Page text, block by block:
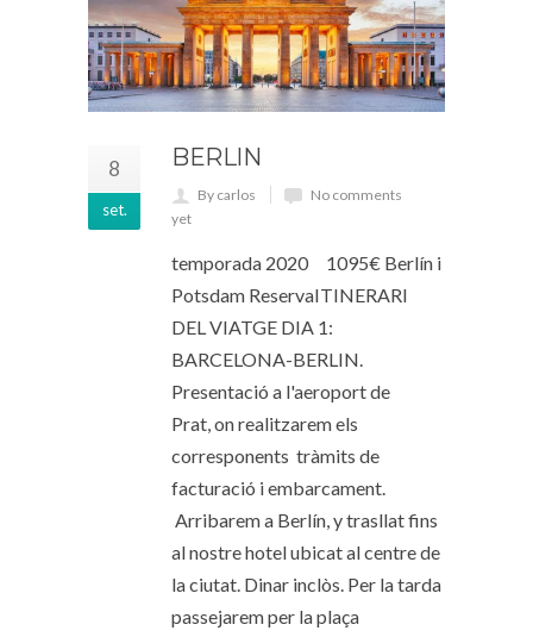
8
set.
BERLIN
By carlos
No comments
yet
temporada 2020 1095€ Berlín i
Potsdam ReservaITINERARI
DEL VIATGE DIA 1:
BARCELONA-BERLIN.
Presentació a l'aeroport de
Prat, on realitzarem els
corresponents tràmits de
facturació i embarcament.
Arribarem a Berlín, y trasllat fins
al nostre hotel ubicat al centre de
la ciutat. Dinar inclòs. Per la tarda
passejarem per la plaça